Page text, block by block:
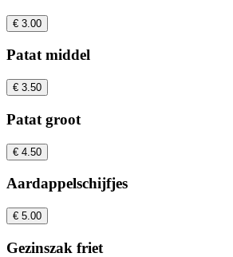
€ 3.00
Patat middel
€ 3.50
Patat groot
€ 4.50
Aardappelschijfjes
€ 5.00
Gezinszak friet